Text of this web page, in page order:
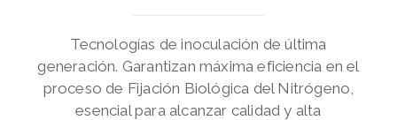
Tecnologías de inoculación de última
generación. Garantizan máxima eficiencia en el
proceso de Fijación Biológica del Nitrógeno,
esencial para alcanzar calidad y alta